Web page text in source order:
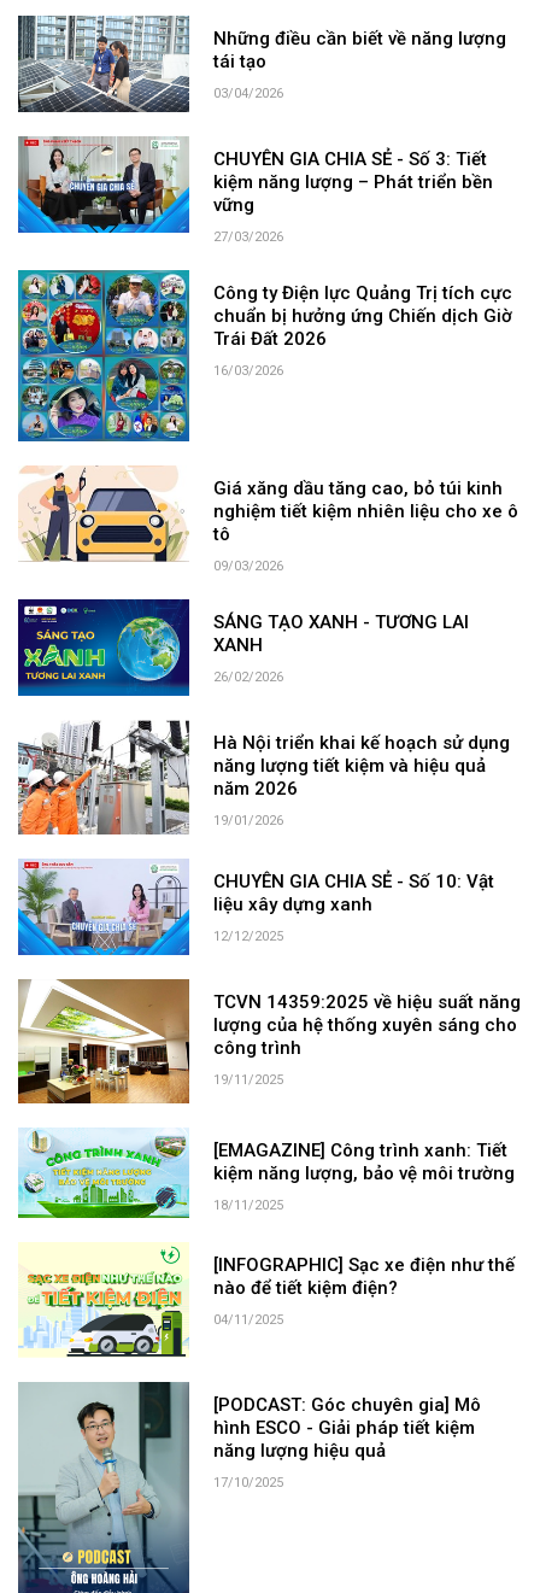
Những điều cần biết về năng lượng
tái tạo
03/04/2026
CHUYÊN GIA CHIA SẺ - Số 3: Tiết
kiệm năng lượng – Phát triển bền
vững
27/03/2026
Công ty Điện lực Quảng Trị tích cực
chuẩn bị hưởng ứng Chiến dịch Giờ
Trái Đất 2026
16/03/2026
Giá xăng dầu tăng cao, bỏ túi kinh
nghiệm tiết kiệm nhiên liệu cho xe ô
tô
09/03/2026
SÁNG TẠO XANH - TƯƠNG LAI
XANH
26/02/2026
Hà Nội triển khai kế hoạch sử dụng
năng lượng tiết kiệm và hiệu quả
năm 2026
19/01/2026
CHUYÊN GIA CHIA SẺ - Số 10: Vật
liệu xây dựng xanh
12/12/2025
TCVN 14359:2025 về hiệu suất năng
lượng của hệ thống xuyên sáng cho
công trình
19/11/2025
[EMAGAZINE] Công trình xanh: Tiết
kiệm năng lượng, bảo vệ môi trường
18/11/2025
[INFOGRAPHIC] Sạc xe điện như thế
nào để tiết kiệm điện?
04/11/2025
[PODCAST: Góc chuyên gia] Mô
hình ESCO - Giải pháp tiết kiệm
năng lượng hiệu quả
17/10/2025